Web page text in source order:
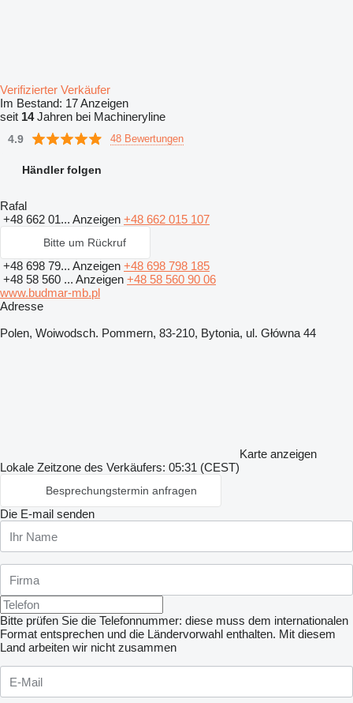
Verifizierter Verkäufer
Im Bestand: 17 Anzeigen
seit 14Jahren bei Machineryline
4.9 48 Bewertungen
Händler folgen
Rafal
+48 662 01... Anzeigen +48 662 015 107
Bitte um Rückruf
+48 698 79... Anzeigen +48 698 798 185
+48 58 560 ... Anzeigen +48 58 560 90 06
www.budmar-mb.pl
Adresse
Polen, Woiwodsch. Pommern, 83-210, Bytonia, ul. Główna 44
Karte anzeigen
Lokale Zeitzone des Verkäufers: 05:31 (CEST)
Besprechungstermin anfragen
Die E-mail senden
Bitte prüfen Sie die Telefonnummer: diese muss dem internationalen
Format entsprechen und die Ländervorwahl enthalten. Mit diesem
Land arbeiten wir nicht zusammen